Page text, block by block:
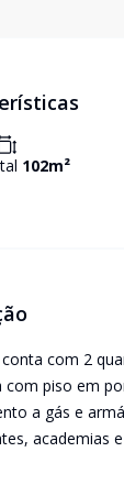
102m²
com 2
com piso em
a gás e
academias